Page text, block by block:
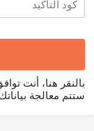
بالنقر هنا، أنت
ستتم معالجة